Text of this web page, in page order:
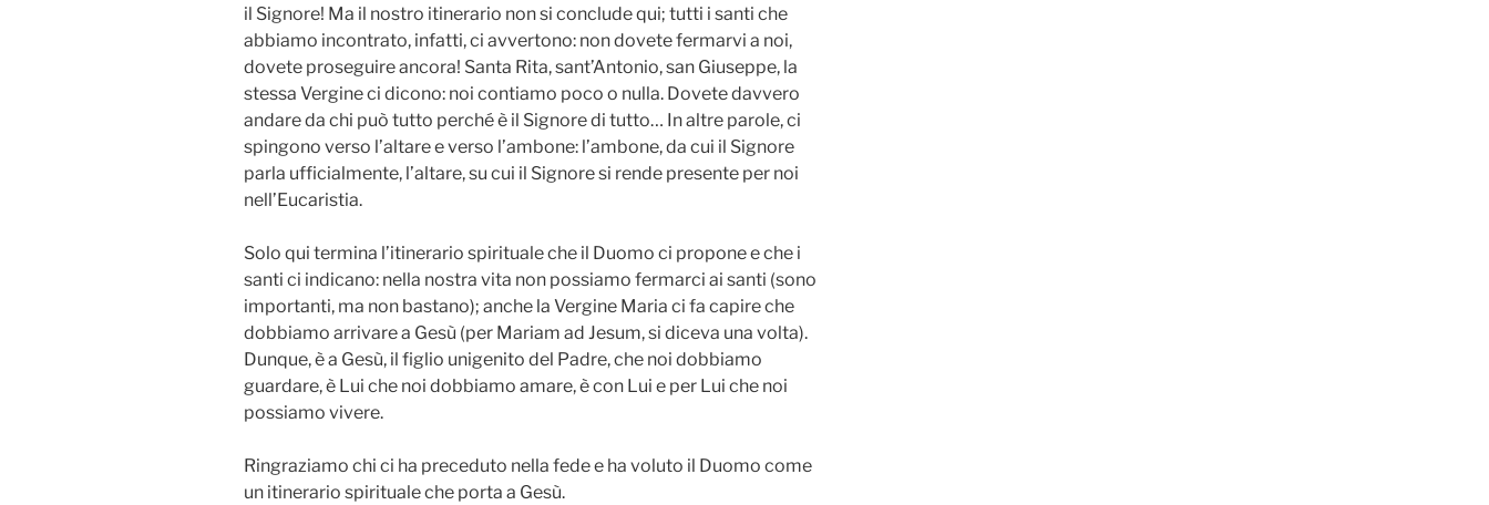
il Signore! Ma il nostro itinerario non si conclude qui; tutti i santi che
abbiamo incontrato, infatti, ci avvertono: non dovete fermarvi a noi,
dovete proseguire ancora! Santa Rita, sant’Antonio, san Giuseppe, la
stessa Vergine ci dicono: noi contiamo poco o nulla. Dovete davvero
andare da chi può tutto perché è il Signore di tutto… In altre parole, ci
spingono verso l’altare e verso l’ambone: l’ambone, da cui il Signore
parla ufficialmente, l’altare, su cui il Signore si rende presente per noi
nell’Eucaristia.
Solo qui termina l’itinerario spirituale che il Duomo ci propone e che i
santi ci indicano: nella nostra vita non possiamo fermarci ai santi (sono
importanti, ma non bastano); anche la Vergine Maria ci fa capire che
dobbiamo arrivare a Gesù (per Mariam ad Jesum, si diceva una volta).
Dunque, è a Gesù, il figlio unigenito del Padre, che noi dobbiamo
guardare, è Lui che noi dobbiamo amare, è con Lui e per Lui che noi
possiamo vivere.
Ringraziamo chi ci ha preceduto nella fede e ha voluto il Duomo come
un itinerario spirituale che porta a Gesù.